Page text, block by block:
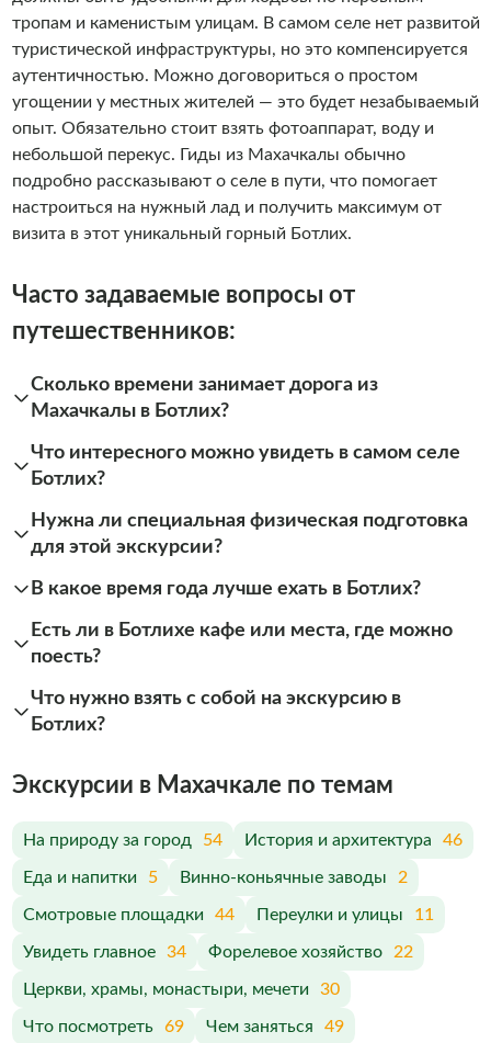
тропам и каменистым улицам. В самом селе нет развитой
туристической инфраструктуры, но это компенсируется
аутентичностью. Можно договориться о простом
угощении у местных жителей — это будет незабываемый
опыт. Обязательно стоит взять фотоаппарат, воду и
небольшой перекус. Гиды из Махачкалы обычно
подробно рассказывают о селе в пути, что помогает
настроиться на нужный лад и получить максимум от
визита в этот уникальный горный Ботлих.
Часто задаваемые вопросы от
путешественников:
Сколько времени занимает дорога из
Махачкалы в Ботлих?
Что интересного можно увидеть в самом селе
Ботлих?
Нужна ли специальная физическая подготовка
для этой экскурсии?
В какое время года лучше ехать в Ботлих?
Есть ли в Ботлихе кафе или места, где можно
поесть?
Что нужно взять с собой на экскурсию в
Ботлих?
Экскурсии в Махачкале по темам
На природу за город 54 История и архитектура 46
Еда и напитки 5 Винно-коньячные заводы 2
Смотровые площадки 44 Переулки и улицы 11
Увидеть главное 34 Форелевое хозяйство 22
Церкви, храмы, монастыри, мечети 30
Что посмотреть 69 Чем заняться 49